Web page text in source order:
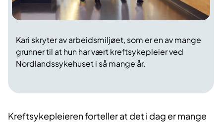
Kari skryter av arbeidsmiljøet, som er en av mange
grunner til at hun har vært kreftsykepleier ved
Nordlandssykehuset i så mange år.
Kreftsykepleieren forteller at det i dag er mange